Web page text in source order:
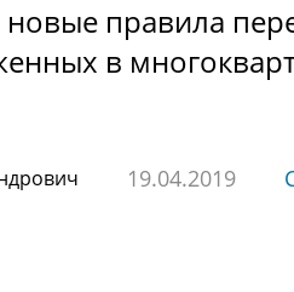
новые правила
в
19.04.2019